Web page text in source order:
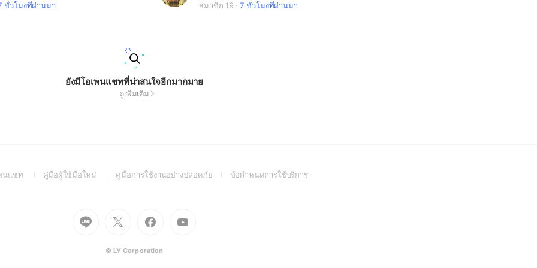
ชั่วโมงที่ผ่านมา
สมาชิก 19
7 ชั่วโมงที่ผ่านมา
ยังมีโอเพนแชทที่น่าสนใจอีกมากมาย
ดูเพิ่มเติม
นแชท
(Openคู่มือผู้ใช้มือใหม่
(Open
window)
คู่มือการใช้งานอย่างปลอดภัย(Openข้อกำหนดการใช้บริการ(Open
Go
to
(Open
Go
to
(Open
Go
to
(Open
to
© LY Corporation